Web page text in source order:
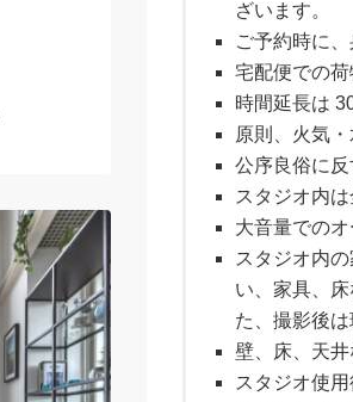
ざいます。
ご予約時に
宅配便での
時間延長は
原則、火気
公序良俗に反
スタジオ内
大音量での
スタジオ内
い、家具、
た、撮影後は
壁、床、天
スタジオ使